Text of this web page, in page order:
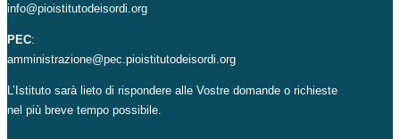
info@pioistitutodeisordi.org
PEC:
amministrazione@pec.pioistitutodeisordi.org
L’Istituto sarà lieto di rispondere alle Vostre domande o richieste
nel più breve tempo possibile.